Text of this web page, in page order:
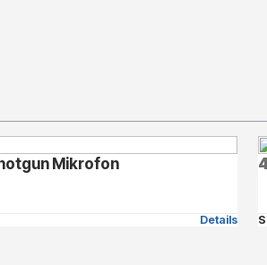
Mikrofon
Details